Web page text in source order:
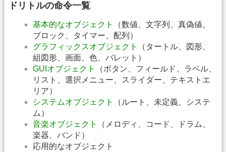
ドリトルの命令一覧
基本的なオブジェクト
（数値、文字列、真偽値、
ブロック、タイマー、配列）
グラフィックスオブジェクト
（タートル、図形、
組図形、画面、色、パレット）
GUIオブジェクト
（ボタン、フィールド、ラベル、
リスト、選択メニュー、スライダー、テキストエ
リア）
システムオブジェクト
（ルート、未定義、システ
ム）
音楽オブジェクト
（メロディ、コード、ドラム、
楽器、バンド）
応用的なオブジェクト